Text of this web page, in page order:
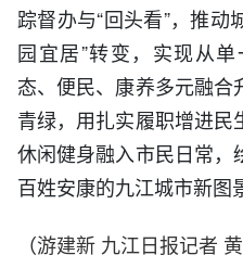
踪督办与“回头看”，推动
园宜居”转变，实现从
态、便民、康养多元融
青绿，用扎实履职增进民
休闲健身融入市民日常，
百姓安康的九江城市新图
（游建新 九江日报记者